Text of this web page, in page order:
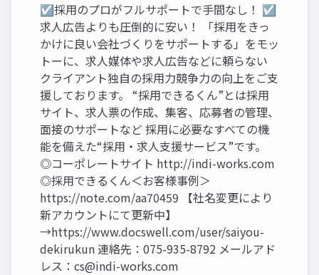
☑採用のプロがフルサポートで手間なし！ ☑
求人広告よりも圧倒的に安い！ 「採用をきっ
かけに良い会社づくりをサポートする」をモッ
トーに、求人媒体や求人広告などに頼らない
クライアント独自の採用力競争力の向上をご支
援しております。 “採用できるくん”とは採用
サイト、求人票の作成、集客、応募者の管理、
面接のサポートなど 採用に必要なすべての機
能を備えた“採用・求人支援サービス”です。
◎コーポレートサイト http://indi-works.com
◎採用できるくん＜お客様事例＞
https://note.com/aa70459 【社名変更により
新アカウントにて更新中】
→https://www.docswell.com/user/saiyou-
dekirukun 連絡先：075-935-8792 メールアド
レス： cs@indi-works.com